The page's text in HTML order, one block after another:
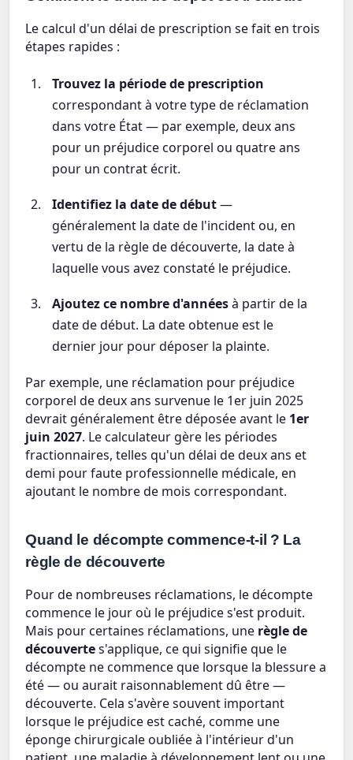
Le calcul d'un délai de prescription se fait en trois
étapes rapides :
Trouvez la période de prescription
correspondant à votre type de réclamation
dans votre État — par exemple, deux ans
pour un préjudice corporel ou quatre ans
pour un contrat écrit.
Identifiez la date de début—
généralement la date de l'incident ou, en
vertu de la règle de découverte, la date à
laquelle vous avez constaté le préjudice.
Ajoutez ce nombre d'annéesà partir de la
date de début. La date obtenue est le
dernier jour pour déposer la plainte.
Par exemple, une réclamation pour préjudice
corporel de deux ans survenue le 1er juin 2025
devrait généralement être déposée avant le 1er
juin 2027. Le calculateur gère les périodes
fractionnaires, telles qu'un délai de deux ans et
demi pour faute professionnelle médicale, en
ajoutant le nombre de mois correspondant.
Quand le décompte commence-t-il ? La
règle de découverte
Pour de nombreuses réclamations, le décompte
commence le jour où le préjudice s'est produit.
Mais pour certaines réclamations, une règle de
découvertes'applique, ce qui signifie que le
décompte ne commence que lorsque la blessure a
été — ou aurait raisonnablement dû être —
découverte. Cela s'avère souvent important
lorsque le préjudice est caché, comme une
éponge chirurgicale oubliée à l'intérieur d'un